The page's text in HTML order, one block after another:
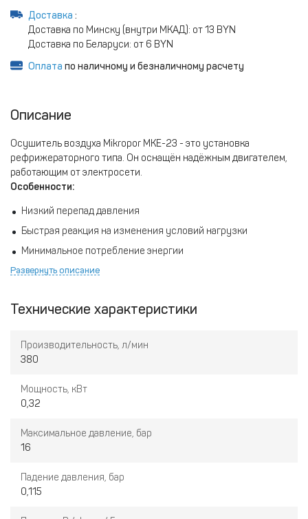
Доставка :
Доставка по Минску (внутри МКАД): от 13 BYN
Доставка по Беларуси: от 6 BYN
Оплата по наличному и безналичному расчету
Описание
Осушитель воздуха Mikropor MKE-23 - это установка
рефрижераторного типа. Он оснащён надёжным двигателем,
работающим от электросети.
Особенности:
Низкий перепад давления
Быстрая реакция на изменения условий нагрузки
Минимальное потребление энергии
Хладагент озон неразрушающийся во всех моделях
обеспечивает максимальную экономию затрат среди
Осушители имеют систему анти замораживания, что
позволяет работать при «0» нагрузках
Развернуть описание
Технические характеристики
Производительность, л/мин
380
Мощность, кВт
0,32
Максимальное давление, бар
16
Падение давления, бар
0,115